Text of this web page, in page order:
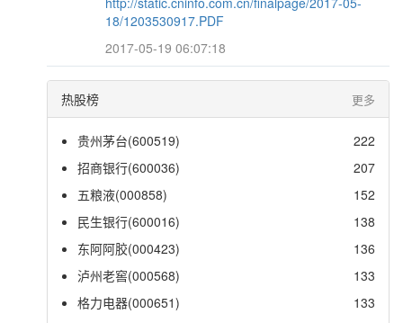
18/1203530917.PDF
2017-05-19 06:07:18
热股榜 更多
贵州茅台(600519)
222
招商银行(600036)
207
五粮液(000858)
152
民生银行(600016)
138
东阿阿胶(000423)
136
泸州老窖(000568)
133
格力电器(000651)
133